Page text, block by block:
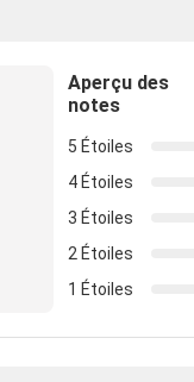
Aperçu des
notes
5 Étoiles
4 Étoiles
3 Étoiles
2 Étoiles
1 Étoiles